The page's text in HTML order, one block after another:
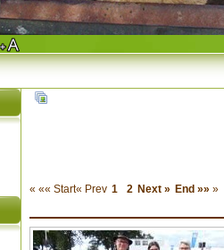
« «« Start« Prev 1 2 Next » End »» »